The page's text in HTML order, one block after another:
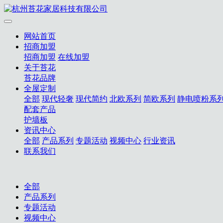
网站首页
招商加盟
招商加盟 在线加盟
关于苔花
苔花品牌
全屋定制
全部 现代轻奢 现代简约 北欧系列 简欧系列 静电喷粉系
配套产品
护墙板
资讯中心
全部 产品系列 专题活动 视频中心 行业资讯
联系我们
全部
产品系列
专题活动
视频中心